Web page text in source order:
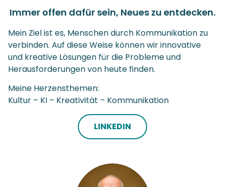
Immer offen dafür sein, Neues zu entdecken.
Mein Ziel ist es, Menschen durch Kommunikation zu
verbinden. Auf diese Weise können wir innovative
und kreative Lösungen für die Probleme und
Herausforderungen von heute finden.
Meine Herzensthemen:
Kultur – KI – Kreativität – Kommunikation
LINKEDIN